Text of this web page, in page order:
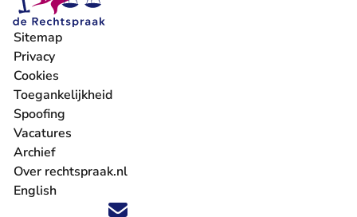
Volg ons op X (Twitter) - U verlaat Rechtspraak.nl
Volg ons op Facebook - U verlaat Rechtspraak.nl
Volg ons op Instagram - U verlaat Rechtspraak.nl
Volg ons op Youtube - U verlaat Rechtspraak.nl
Volg ons op LinkedIn - U verlaat
'Blijf op de hoogte' nieuwsbrief - U verlaat
Sitemap
Privacy
Cookies
Toegankelijkheid
Spoofing
Vacatures
- U verlaat Rechtspraak.nl
Archief
Over rechtspraak.nl
English